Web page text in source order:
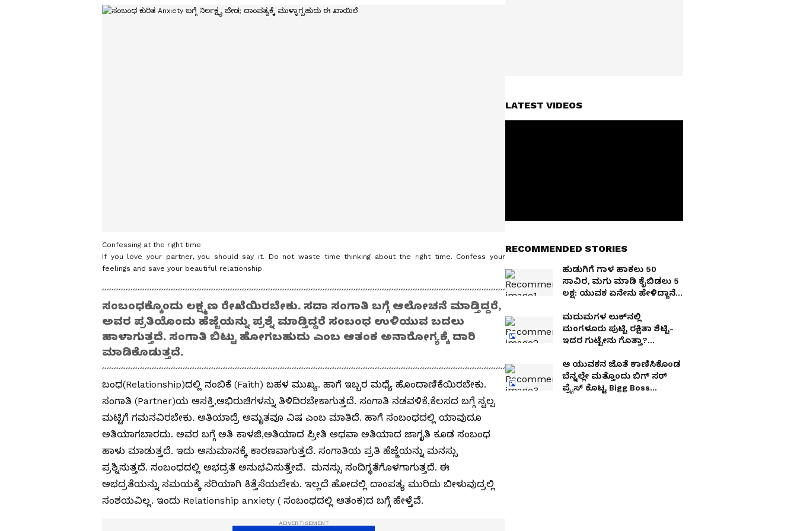
Confessing at the right time
If you love your partner, you should say it. Do not waste time thinking about the right time. Confess your
feelings and save your beautiful relationship.
ಸಂಬಂಧಕ್ಕೊಂದು ಲಕ್ಷ್ಮಣ ರೇಖೆಯಿರಬೇಕು. ಸದಾ ಸಂಗಾತಿ ಬಗ್ಗೆ ಆಲೋಚನೆ ಮಾಡ್ತಿದ್ದರೆ,
ಅವರ ಪ್ರತಿಯೊಂದು ಹೆಜ್ಜೆಯನ್ನು ಪ್ರಶ್ನೆ ಮಾಡ್ತಿದ್ದರೆ ಸಂಬಂಧ ಉಳಿಯುವ ಬದಲು
ಹಾಳಾಗುತ್ತದೆ. ಸಂಗಾತಿ ಬಿಟ್ಟು ಹೋಗಬಹುದು ಎಂಬ ಆತಂಕ ಅನಾರೋಗ್ಯಕ್ಕೆ ದಾರಿ
ಮಾಡಿಕೊಡುತ್ತದೆ.
ಬಂಧ(Relationship)ದಲ್ಲಿ ನಂಬಿಕೆ (Faith) ಬಹಳ ಮುಖ್ಯ. ಹಾಗೆ ಇಬ್ಬರ ಮಧ್ಯೆ ಹೊಂದಾಣಿಕೆಯಿರಬೇಕು.
ಸಂಗಾತಿ (Partner)ಯ ಆಸಕ್ತಿ,ಅಭಿರುಚಿಗಳನ್ನು ತಿಳಿದಿರಬೇಕಾಗುತ್ತದೆ. ಸಂಗಾತಿ ನಡವಳಿಕೆ,ಕೆಲಸದ ಬಗ್ಗೆ ಸ್ವಲ್ಪ
ಮಟ್ಟಿಗೆ ಗಮನವಿರಬೇಕು. ಅತಿಯಾದ್ರೆ ಅಮೃತವೂ ವಿಷ ಎಂಬ ಮಾತಿದೆ. ಹಾಗೆ ಸಂಬಂಧದಲ್ಲಿ ಯಾವುದೂ
ಅತಿಯಾಗಬಾರದು. ಅವರ ಬಗ್ಗೆ ಅತಿ ಕಾಳಜಿ,ಅತಿಯಾದ ಪ್ರೀತಿ ಅಥವಾ ಅತಿಯಾದ ಜಾಗೃತಿ ಕೂಡ ಸಂಬಂಧ
ಹಾಳು ಮಾಡುತ್ತದೆ. ಇದು ಅನುಮಾನಕ್ಕೆ ಕಾರಣವಾಗುತ್ತದೆ. ಸಂಗಾತಿಯ ಪ್ರತಿ ಹೆಜ್ಜೆಯನ್ನು ಮನಸ್ಸು
ಪ್ರಶ್ನಿಸುತ್ತದೆ. ಸಂಬಂಧದಲ್ಲಿ ಅಭದ್ರತೆ ಅನುಭವಿಸುತ್ತೇವೆ. ಮನಸ್ಸು ಸಂದಿಗ್ಧತೆಗೊಳಗಾಗುತ್ತದೆ. ಈ
ಅಭದ್ರತೆಯನ್ನು ಸಮಯಕ್ಕೆ ಸರಿಯಾಗಿ ಕಿತ್ತೆಸೆಯಬೇಕು. ಇಲ್ಲದೆ ಹೋದಲ್ಲಿ ದಾಂಪತ್ಯ ಮುರಿದು ಬೀಳುವುದ್ರಲ್ಲಿ
ಸಂಶಯವಿಲ್ಲ. ಇಂದು Relationship anxiety ( ಸಂಬಂಧದಲ್ಲಿ ಆತಂಕ)ದ ಬಗ್ಗೆ ಹೇಳ್ತೆವೆ.
LATEST VIDEOS
RECOMMENDED STORIES
ಹುಡುಗಿಗೆ ಗಾಳ ಹಾಕಲು 50
ಸಾವಿರ, ಮಗು ಮಾಡಿ ಕೈಬಿಡಲು 5
ಲಕ್ಷ: ಯುವಕ ಏನೇನು ಹೇಳಿದ್ದಾನೆ
ಮದುಮಗಳ ಲುಕ್​ನಲ್ಲಿ
ಮಂಗಳೂರು ಪುಟ್ಟಿ ರಕ್ಷಿತಾ ಶೆಟ್ಟಿ-
ಇದರ ಗುಟ್ಟೇನು ಗೊತ್ತಾ?
ಆ ಯುವಕನ ಜೊತೆ ಕಾಣಿಸಿಕೊಂಡ
ಬೆನ್ನಲ್ಲೇ ಮತ್ತೊಂದು ಬಿಗ್​ ಸರ್​
ಪ್ರೈಸ್​ ಕೊಟ್ಟ Bigg Boss